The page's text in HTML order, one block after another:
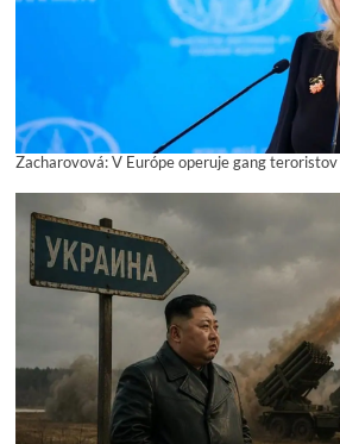
Zacharovová: V Európe operuje gang